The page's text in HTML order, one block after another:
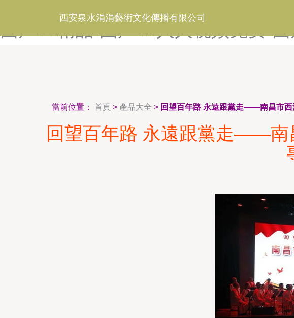
国产91性交二区大片-国产91页-国
西安泉水涓涓藝術文化傳播有限公司
當前位置： 首頁 > 產品大全 > 回望百年路 永遠跟黨走——南昌市西
回望百年路 永遠跟黨走——南